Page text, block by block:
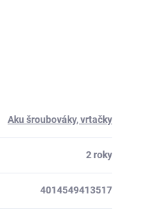
Aku šroubováky, vrtačky
2 roky
4014549413517